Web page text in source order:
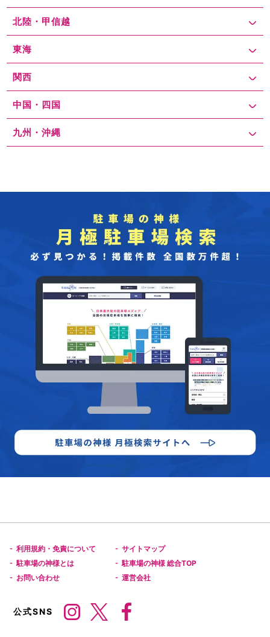
北陸・甲信越
東海
関西
中国・四国
九州・沖縄
- 利用規約・免責について - サイトマップ
- 駐車場の神様とは - 駐車場の神様 総合TOP
- お問い合わせ - 運営会社
公式SNS